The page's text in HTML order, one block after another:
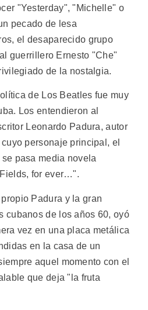
"Yesterday", "Michelle" o
pecado de lesa
el desaparecido grupo
guerrillero Ernesto "Che"
de la nostalgia.
de Los Beatles fue muy
Los entendieron al
Leonardo Padura, autor
personaje principal, el
pasa media novela
for ever…".
Padura y la gran
cubanos de los años 60, oyó
vez en una placa metálica
en la casa de un
aquel momento con el
que deja "la fruta